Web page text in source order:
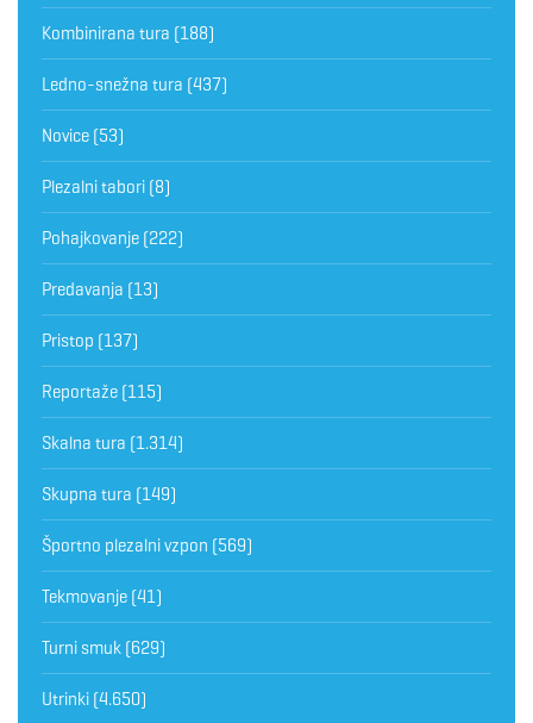
Kombinirana tura (188)
Ledno-snežna tura (437)
Novice (53)
Plezalni tabori (8)
Pohajkovanje (222)
Predavanja (13)
Pristop (137)
Reportaže (115)
Skalna tura (1.314)
Skupna tura (149)
Športno plezalni vzpon (569)
Tekmovanje (41)
Turni smuk (629)
Utrinki (4.650)